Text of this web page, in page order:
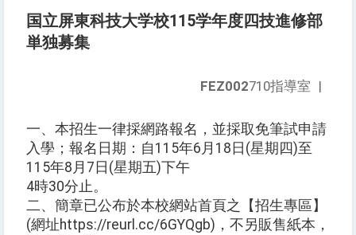
国立屏東科技大学校115学年度四技進修部
単独募集
FEZ002710指導室 |
一、本招生一律採網路報名，並採取免筆試申請
入學；報名日期：自115年6月18日(星期四)至
115年8月7日(星期五)下午
4時30分止。
二、簡章已公布於本校網站首頁之【招生專區】
(網址https://reurl.cc/6GYQgb)，不另販售紙本，